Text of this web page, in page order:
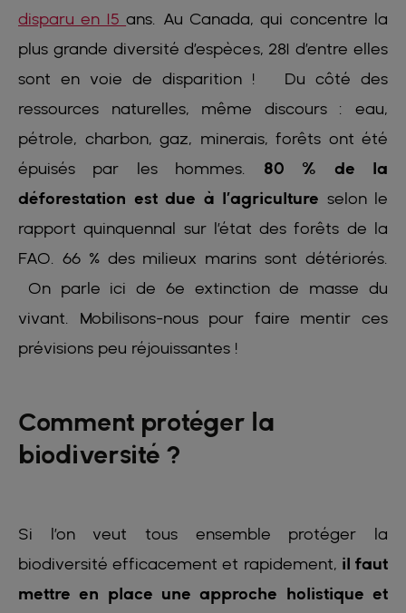
disparu en 15ans. Au Canada, qui concentre la
plus grande diversité d’espèces, 281 d’entre elles
sont en voie de disparition ! Du côté des
ressources naturelles, même discours : eau,
pétrole, charbon, gaz, minerais, forêts ont été
épuisés par les hommes. 80 % de la
déforestation est due à l’agriculture selon le
rapport quinquennal sur l’état des forêts de la
FAO. 66 % des milieux marins sont détériorés.
On parle ici de 6e extinction de masse du
vivant. Mobilisons-nous pour faire mentir ces
prévisions peu réjouissantes !
Comment protéger la
biodiversité ?
Si l’on veut tous ensemble protéger la
biodiversité efficacement et rapidement, il faut
mettre en place une approche holistique et